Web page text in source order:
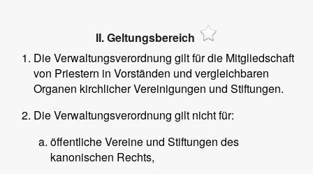
II. Geltungsbereich
Die Verwaltungsverordnung gilt für die Mitgliedschaft
von Priestern in Vorständen und vergleichbaren
Organen kirchlicher Vereinigungen und Stiftungen.
Die Verwaltungsverordnung gilt nicht für:
öffentliche Vereine und Stiftungen des
kanonischen Rechts,